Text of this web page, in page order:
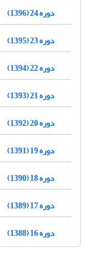
دوره 24 (1396)
دوره 23 (1395)
دوره 22 (1394)
دوره 21 (1393)
دوره 20 (1392)
دوره 19 (1391)
دوره 18 (1390)
دوره 17 (1389)
دوره 16 (1388)